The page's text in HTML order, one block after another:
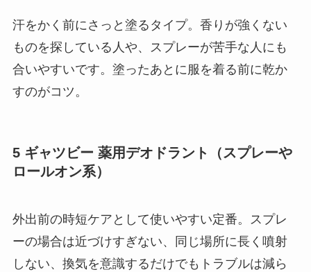
汗をかく前にさっと塗るタイプ。香りが強くない
ものを探している人や、スプレーが苦手な人にも
合いやすいです。塗ったあとに服を着る前に乾か
すのがコツ。
5 ギャツビー 薬用デオドラント（スプレーや
ロールオン系）
外出前の時短ケアとして使いやすい定番。スプレ
ーの場合は近づけすぎない、同じ場所に長く噴射
しない、換気を意識するだけでもトラブルは減ら